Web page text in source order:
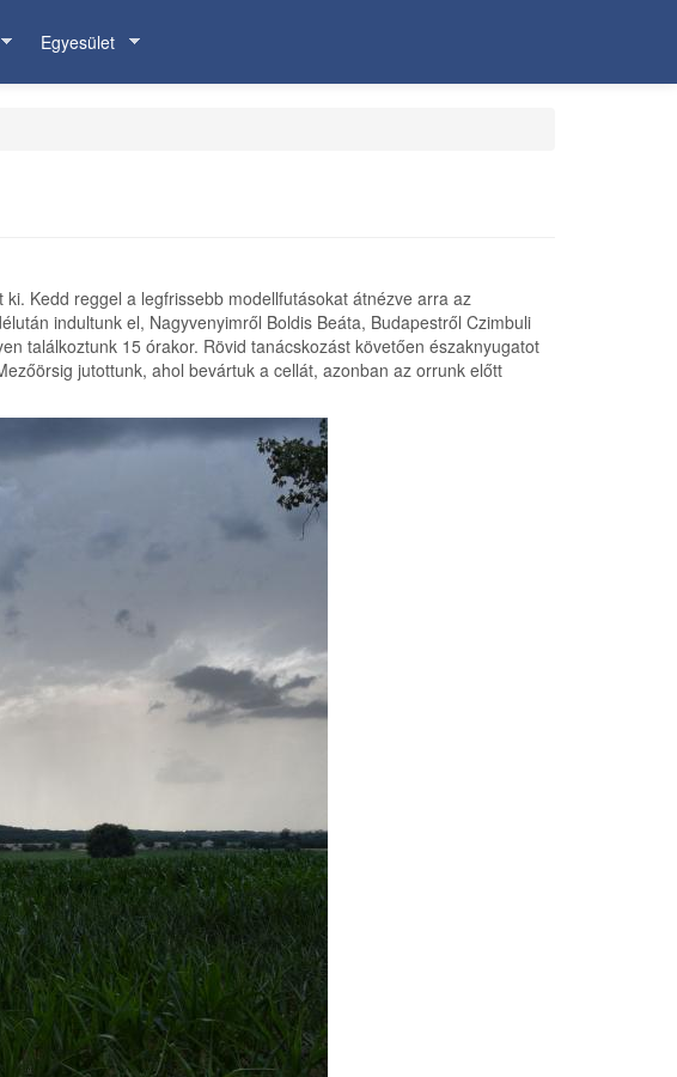
Egyesület
Kedd reggel a legfrissebb modellfutásokat átnézve arra az
indultunk el, Nagyvenyimről Boldis Beáta, Budapestről Czimbuli
találkoztunk 15 órakor. Rövid tanácskozást követően északnyugatot
jutottunk, ahol bevártuk a cellát, azonban az orrunk előtt